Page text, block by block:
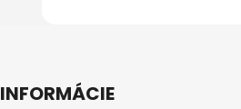
INFORMÁCIE